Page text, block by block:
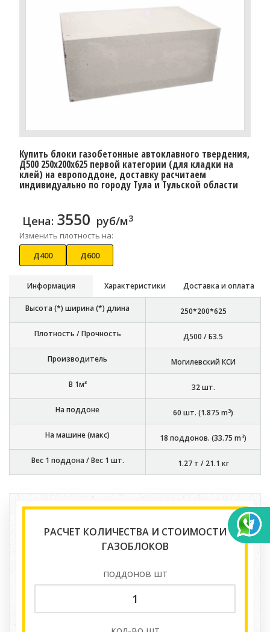
Купить блоки газобетонные автоклавного твердения,
Д500 250x200x625 первой категории (для кладки на
клей) на европоддоне, доставку расчитаем
индивидуально по городу Тула и Тульской области
Цена: 3550 руб/м3
Изменить плотность на:
Д400
Д600
Информация Характеристики Доставка и оплата
Высота (*) ширина (*) длина 250*200*625
Плотность / Прочность Д500 / Б3.5
Производитель Могилевский КСИ
В 1м³ 32шт.
На поддоне 60 шт. (1.875 m3)
На машине (макс) 18 поддонов. (33.75 m3)
Вес 1 поддона / Вес 1 шт. 1.27 т / 21.1 кг
РАСЧЕТ КОЛИЧЕСТВА И СТОИМОСТИ
ГАЗОБЛОКОВ
поддонов шт